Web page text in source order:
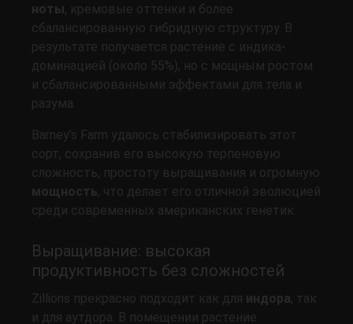
ноты, кремовые оттенки и более
сбалансированную гибридную структуру. В
результате получается растение с индика-
доминацией (около 55%), но с мощным ростом
и сбалансированными эффектами для тела и
разума.
Barney’s Farm удалось стабилизировать этот
сорт, сохранив его высокую терпеновую
сложность, простоту выращивания и огромную
мощность, что делает его отличной эволюцией
среди современных американских генетик.
Выращивание: высокая
продуктивность без сложностей
Zillions прекрасно подходит как для индора, так
и для аутдора. В помещении растение